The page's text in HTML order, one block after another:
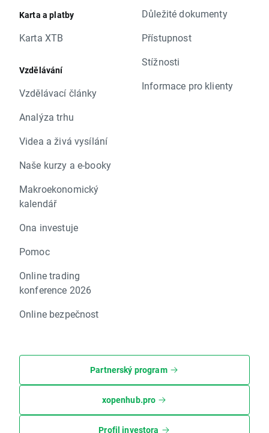
Karta a platby
Karta XTB
Vzdělávání
Vzdělávací články
Analýza trhu
Videa a živá vysílání
Naše kurzy a e-booky
Makroekonomický
kalendář
Ona investuje
Pomoc
Online trading
konference 2026
Online bezpečnost
Důležité dokumenty
Přístupnost
Stížnosti
Informace pro klienty
Partnerský program
xopenhub.pro
Profil investora